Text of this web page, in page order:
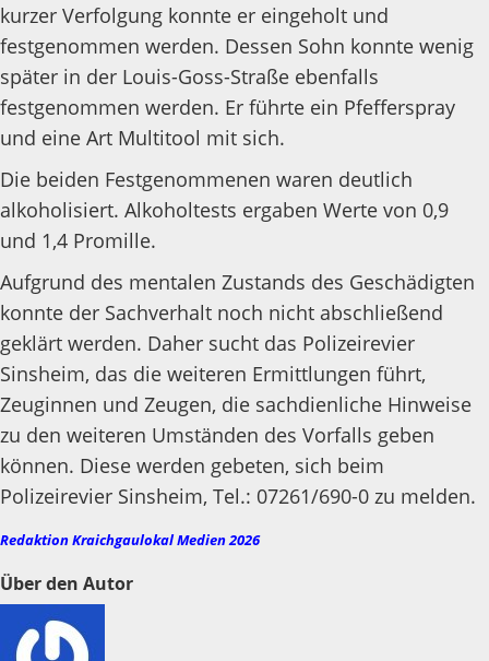
kurzer Verfolgung konnte er eingeholt und
festgenommen werden. Dessen Sohn konnte wenig
später in der Louis-Goss-Straße ebenfalls
festgenommen werden. Er führte ein Pfefferspray
und eine Art Multitool mit sich.
Die beiden Festgenommenen waren deutlich
alkoholisiert. Alkoholtests ergaben Werte von 0,9
und 1,4 Promille.
Aufgrund des mentalen Zustands des Geschädigten
konnte der Sachverhalt noch nicht abschließend
geklärt werden. Daher sucht das Polizeirevier
Sinsheim, das die weiteren Ermittlungen führt,
Zeuginnen und Zeugen, die sachdienliche Hinweise
zu den weiteren Umständen des Vorfalls geben
können. Diese werden gebeten, sich beim
Polizeirevier Sinsheim, Tel.: 07261/690-0 zu melden.
Redaktion Kraichgaulokal Medien 2026
Über den Autor